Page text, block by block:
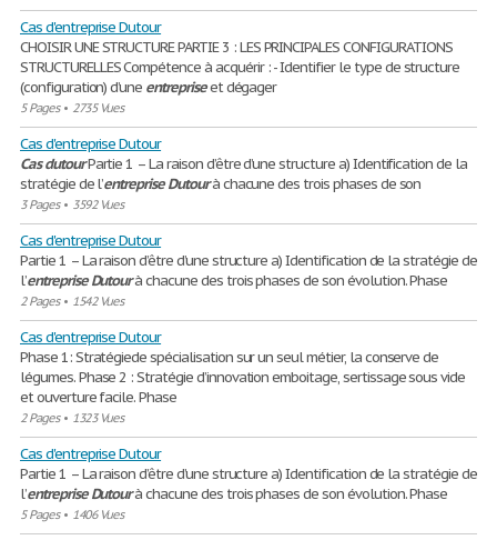
Cas d'entreprise Dutour
CHOISIR UNE STRUCTURE PARTIE 3 : LES PRINCIPALES CONFIGURATIONS
STRUCTURELLES Compétence à acquérir : - Identifier le type de structure
(configuration) d’une entrepriseet dégager
5 Pages• 2735 Vues
Cas d'entreprise Dutour
Cas dutourPartie 1 – La raison d’être d’une structure a) Identification de la
stratégie de l’entreprise Dutourà chacune des trois phases de son
3 Pages• 3592 Vues
Cas d'entreprise Dutour
Partie 1 – La raison d’être d’une structure a) Identification de la stratégie de
l’entreprise Dutourà chacune des trois phases de son évolution. Phase
2 Pages• 1542 Vues
Cas d'entreprise Dutour
Phase 1: Stratégiede spécialisation sur un seul métier, la conserve de
légumes. Phase 2 : Stratégie d’innovation emboitage, sertissage sous vide
et ouverture facile. Phase
2 Pages• 1323 Vues
Cas d'entreprise Dutour
Partie 1 – La raison d’être d’une structure a) Identification de la stratégie de
l’entreprise Dutourà chacune des trois phases de son évolution. Phase
5 Pages• 1406 Vues